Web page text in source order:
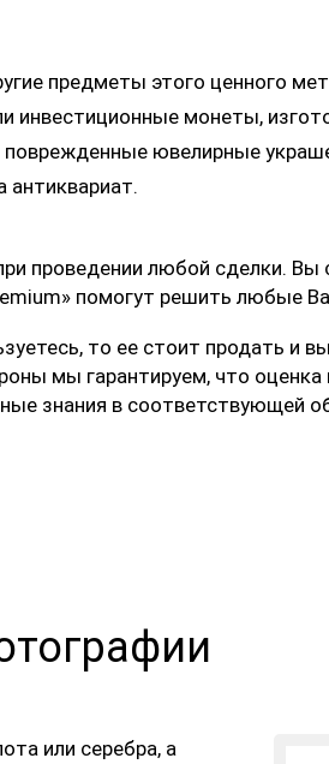
предметы этого ценного
инвестиционные монеты,
ювелирные
антиквариат.
проведении любой сделки.
помогут решить любые
то ее стоит продать
мы гарантируем, что
знания в соответствующей
или серебра, а